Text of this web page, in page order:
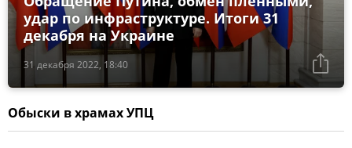
31 декабря 2022, 18:40
удар по инфраструктуре. Итоги 31
декабря на Украине
Обыски в храмах УПЦ